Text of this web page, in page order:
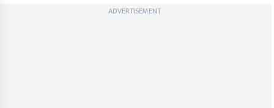
ADVERTISEMENT